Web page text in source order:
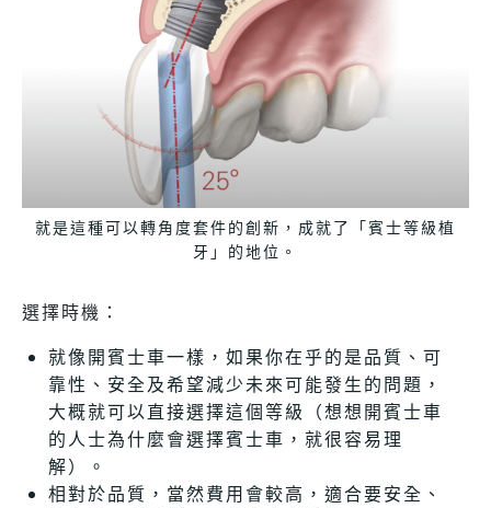
就是這種可以轉角度套件的創新，成就了「賓士等級植
牙」的地位。
選擇時機：
就像開賓士車一樣，如果你在乎的是品質、可
靠性、安全及希望減少未來可能發生的問題，
大概就可以直接選擇這個等級（想想開賓士車
的人士為什麼會選擇賓士車，就很容易理
解）。
相對於品質，當然費用會較高，適合要安全、